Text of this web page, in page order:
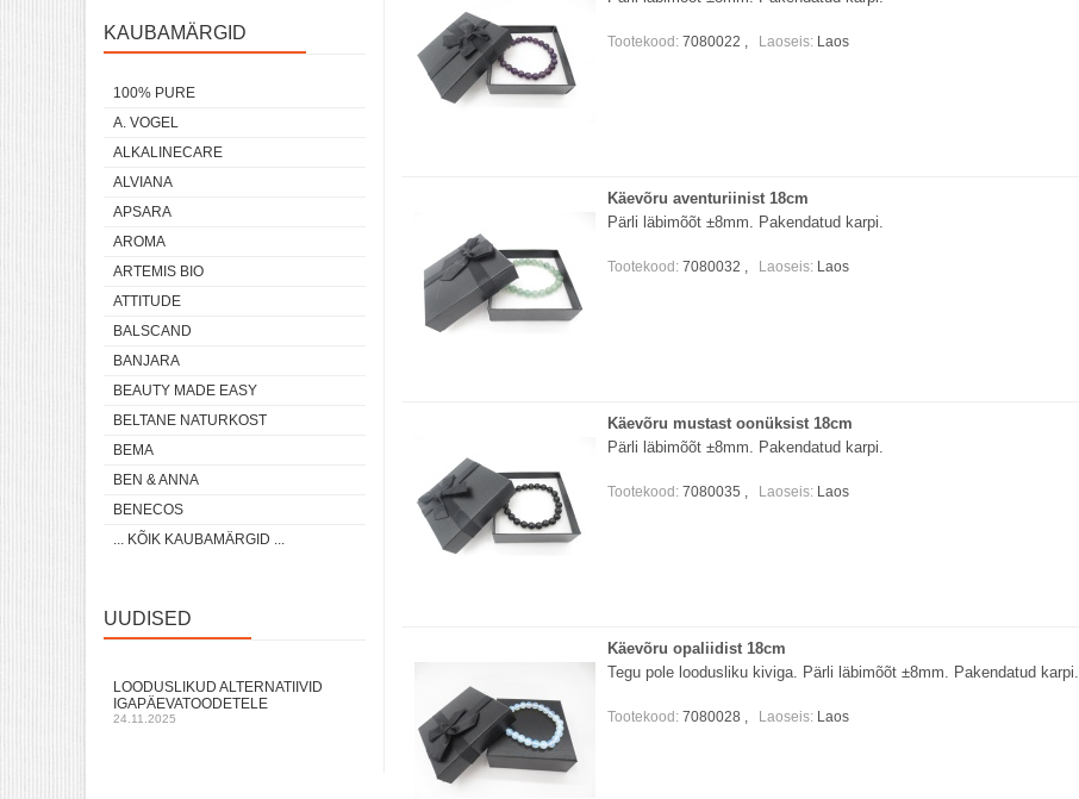
KAUBAMÄRGID
100% PURE
A. VOGEL
ALKALINECARE
ALVIANA
APSARA
AROMA
ARTEMIS BIO
ATTITUDE
BALSCAND
BANJARA
BEAUTY MADE EASY
BELTANE NATURKOST
BEMA
BEN & ANNA
BENECOS
... KÕIK KAUBAMÄRGID ...
UUDISED
LOODUSLIKUD ALTERNATIIVID
IGAPÄEVATOODETELE
24.11.2025
Tootekood: 7080022 , Laoseis: Laos
Käevõru aventuriinist 18cm
Pärli läbimõõt ±8mm. Pakendatud karpi.
Tootekood: 7080032 , Laoseis: Laos
Käevõru mustast oonüksist 18cm
Pärli läbimõõt ±8mm. Pakendatud karpi.
Tootekood: 7080035 , Laoseis: Laos
Käevõru opaliidist 18cm
Tegu pole loodusliku kiviga. Pärli läbimõõt ±8mm. Pakendatud karpi.
Tootekood: 7080028 , Laoseis: Laos